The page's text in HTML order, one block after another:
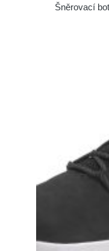
Šněrovací